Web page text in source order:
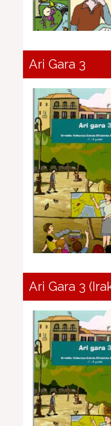
Ari Gara 3
Ari Gara 3